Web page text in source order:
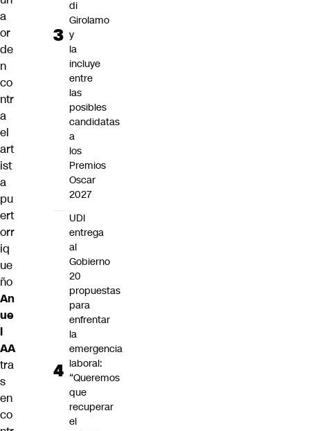
a
or
de
n
co
ntr
a
el
art
ist
a
pu
ert
orr
iq
ue
ño
An
ue
l
AA
tra
s
en
co
di
Girolamo
y
la
incluye
entre
las
posibles
candidatas
a
los
Premios
Oscar
2027
UDI
entrega
al
Gobierno
20
propuestas
para
enfrentar
la
emergencia
laboral:
“Queremos
que
recuperar
el